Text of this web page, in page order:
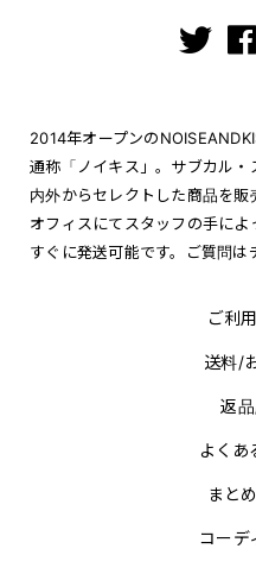
2014年オープンの
通称「ノイキス」。サブカル
内外からセレクトした商品を
オフィスにてスタッフの手に
すぐに発送可能です。ご質問は
ご利
送料/
返
よくあ
まと
コーデ